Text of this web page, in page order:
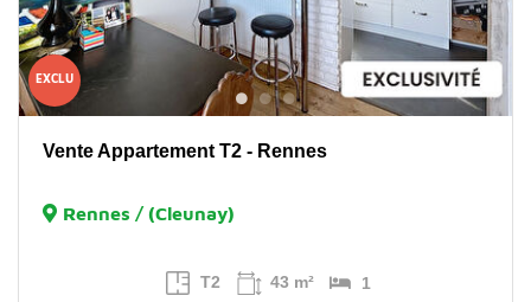
EXCLU
Vente Appartement T2 - Rennes
Rennes / (Cleunay)
T2 43 m² 1